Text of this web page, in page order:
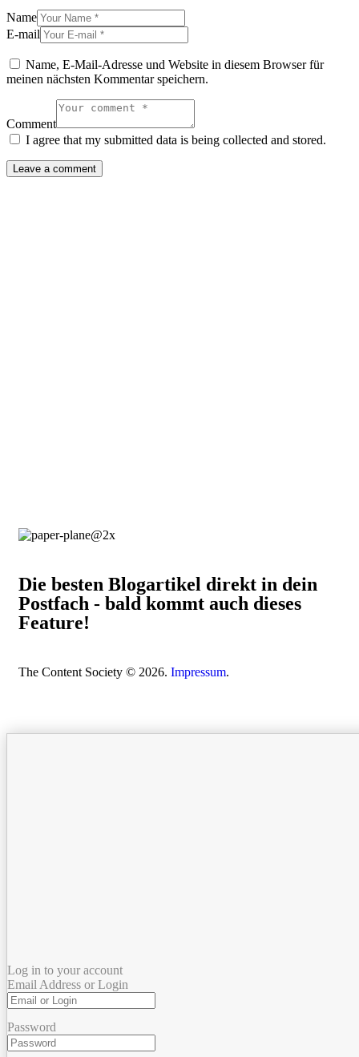
Name
E-mail
Name, E-Mail-Adresse und Website in diesem Browser für
meinen nächsten Kommentar speichern.
Comment
I agree that my submitted data is being collected and stored.
Die besten Blogartikel direkt in dein
Postfach - bald kommt auch dieses
Feature!
The Content Society © 2026. Impressum.
Log in to your account
Email Address or Login
Password